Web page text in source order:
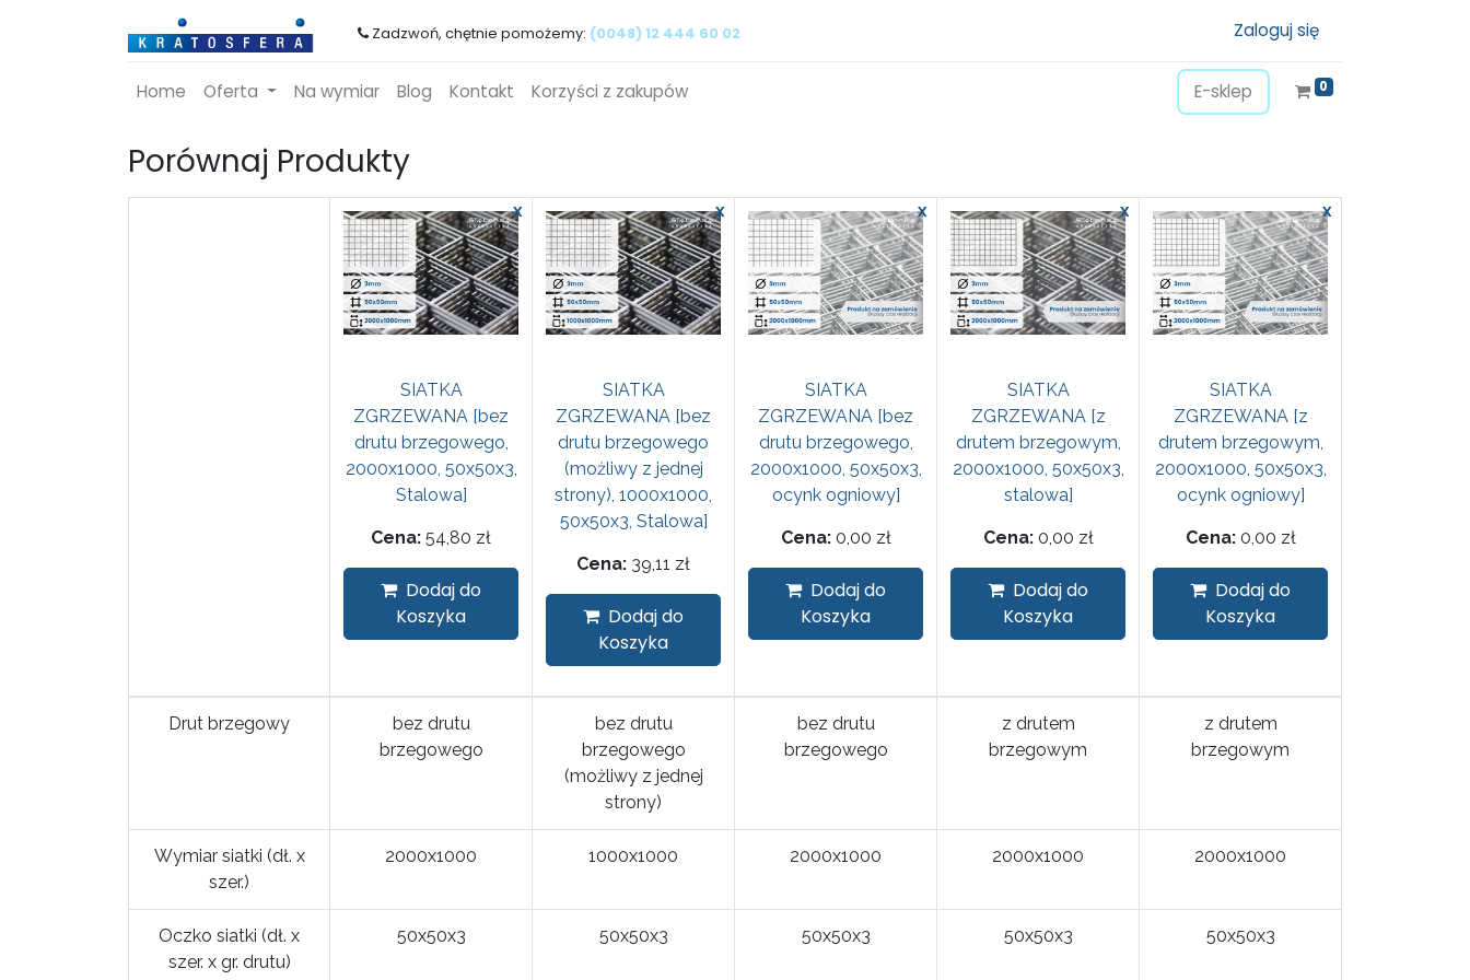
Zadzwoń, chętnie pomożemy: (0048) 12 444 60 02 Zaloguj się
Home Oferta Na wymiar Blog Kontakt Korzyści z zakupów E-sklep 0
Porównaj Produkty
x x x x x
SIATKA
ZGRZEWANA [bez
drutu brzegowego,
2000x1000, 50x50x3,
Stalowa]
Cena: 54,80 zł
Dodaj do
Koszyka
SIATKA
ZGRZEWANA [bez
drutu brzegowego
(możliwy z jednej
strony), 1000x1000,
50x50x3, Stalowa]
Cena: 39,11 zł
Dodaj do
Koszyka
SIATKA
ZGRZEWANA [bez
drutu brzegowego,
2000x1000, 50x50x3,
ocynk ogniowy]
Cena: 0,00 zł
Dodaj do
Koszyka
SIATKA
ZGRZEWANA [z
drutem brzegowym,
2000x1000, 50x50x3,
stalowa]
Cena: 0,00 zł
Dodaj do
Koszyka
SIATKA
ZGRZEWANA [z
drutem brzegowym,
2000x1000, 50x50x3,
ocynk ogniowy]
Cena: 0,00 zł
Dodaj do
Koszyka
Drut brzegowy
bez drutu
brzegowego
bez drutu
brzegowego
(możliwy z jednej
strony)
bez drutu
brzegowego
z drutem
brzegowym
z drutem
brzegowym
Wymiar siatki (dł. x
szer.)
2000x1000 1000x1000 2000x1000 2000x1000 2000x1000
Oczko siatki (dł. x
szer. x gr. drutu)
50x50x3 50x50x3 50x50x3 50x50x3 50x50x3